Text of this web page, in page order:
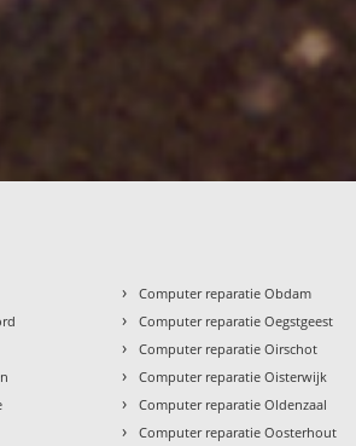
› Computer reparatie Obdam
› Computer reparatie Oegstgeest
› Computer reparatie Oirschot
› Computer reparatie Oisterwijk
› Computer reparatie Oldenzaal
› Computer reparatie Oosterhout